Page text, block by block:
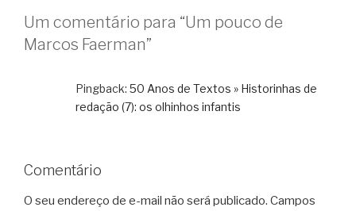
Um comentário para “Um pouco de
Marcos Faerman”
Pingback: 50 Anos de Textos » Historinhas de
redação (7): os olhinhos infantis
Comentário
O seu endereço de e-mail não será publicado. Campos